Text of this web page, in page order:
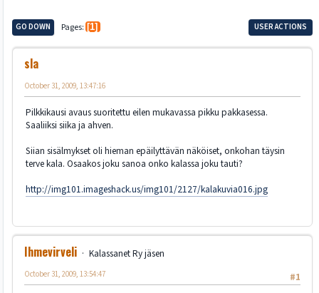
GO DOWN Pages 1 USER ACTIONS
sla
October 31, 2009, 13:47:16
Pilkkikausi avaus suoritettu eilen mukavassa pikku pakkasessa.
Saaliiksi siika ja ahven.
Siian sisälmykset oli hieman epäilyttävän näköiset, onkohan täysin
terve kala. Osaakos joku sanoa onko kalassa joku tauti?
http://img101.imageshack.us/img101/2127/kalakuvia016.jpg
Ihmevirveli
Kalassanet Ry jäsen
#1
October 31, 2009, 13:54:47